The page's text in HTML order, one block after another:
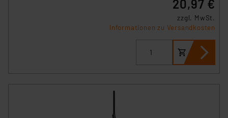
und zu der jeweiligen Datenübermittlung erhalten Sie in
der Datenschutzerklärung. Für die USA besteht kein
Angemessenheitsbeschluss der EU. Dies bedeutet,
Datenschutz nach EU-Standards eingestuft wird. So
Unsere Kooperation mit diesen Dienstleistern stützt
20,97 €
zzgl. MwSt.
Informationen zu Versandkosten